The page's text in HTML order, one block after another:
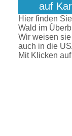
auf
Hier finden
Wald im
Wir weisen
auch in die
Mit Klicken